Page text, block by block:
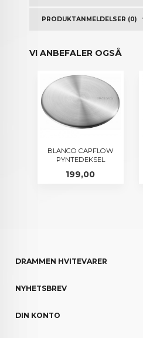
PRODUKTANMELDELSER (0)
VI ANBEFALER OGSÅ
BLANCO CAPFLOW
PYNTEDEKSEL
Pris
199,00
DRAMMEN HVITEVARER
NYHETSBREV
DIN KONTO